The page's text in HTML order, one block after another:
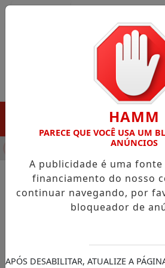
DESTAQUE EM PORTO GRANDE
NOTÍCIAS/NOTÍCIAS
Concurso especial
às 11h
HAMM
PARECE QUE VOCÊ USA UM
ANÚNCIOS
A publicidade é uma
financiamento do nosso
continuar navegando, por
bloqueador de
APÓS DESABILITAR, ATUALIZE A